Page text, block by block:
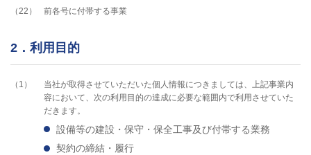
22
前各号に付帯する事業
2．利用目的
1
当社が取得させていただいた個人情報につきましては、上記事業内
容において、次の利用目的の達成に必要な範囲内で利用させていた
だきます。
設備等の建設・保守・保全工事及び付帯する業務
契約の締結・履行